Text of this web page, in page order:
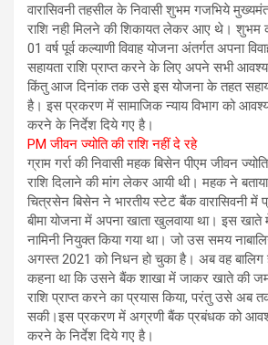
वारासिवनी तहसील के निवासी शुभम गजभिये
राशि नही मिलने की शिकायत लेकर आए थे। शुभम
01 वर्ष पूर्व कल्याणी विवाह योजना अंतर्गत अपना
सहायता राशि प्राप्त करने के लिए अपने सभी
किंतु आज दिनांक तक उसे इस योजना के तहत
है। इस प्रकरण में सामाजिक न्याय विभाग को
करने के निर्देश दिये गए है।
PM जीवन ज्योति की राशि नहीं दे रहे
ग्राम गर्रा की निवासी महक बिसेन पीएम जीवन
राशि दिलाने की मांग लेकर आयी थी। महक ने
चित्रसेन बिसेन ने भारतीय स्टेट बैंक वारासिवनी में
बीमा योजना में अपना खाता खुलवाया था। इस
नामिनी नियुक्त किया गया था। जो उस समय
अगस्त 2021 को निधन हो चुका है। अब वह
कहना था कि उसने बैंक शाखा में जाकर खाते की जमा
राशि प्राप्त करने का प्रयास किया, परंतु उसे अब तक
सकी।इस प्रकरण में अग्रणी बैंक प्रबंधक को
करने के निर्देश दिये गए है।